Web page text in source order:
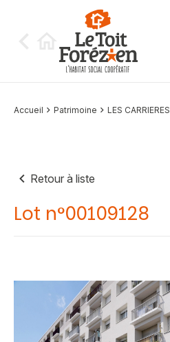
Accueil Patrimoine LES CARRIERES
Retour à liste
Lot n°00109128